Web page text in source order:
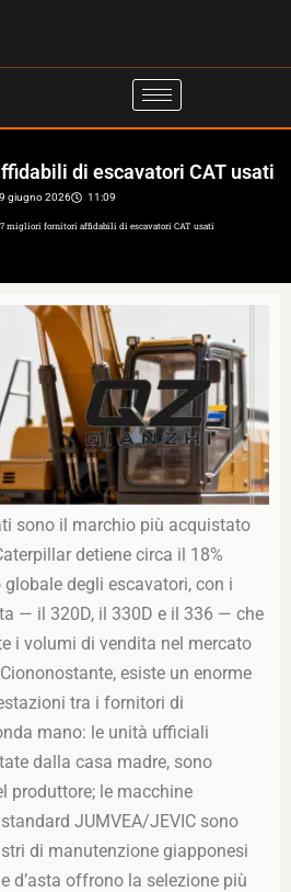
di escavatori CAT usati
giugno 2026 11:09
migliori fornitori affidabili di escavatori CAT usati
sono il marchio più acquistato
detiene circa il 18%
degli escavatori, con i
— il 320D, il 330D e il 336 — che
i volumi di vendita nel mercato
esiste un enorme
tra i fornitori di
mano: le unità ufficiali
dalla casa madre, sono
produttore; le macchine
JUMVEA/JEVIC sono
di manutenzione giapponesi
d’asta offrono la selezione più